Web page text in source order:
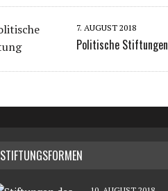
7. AUGUST 2018
Politische Stiftungen
STIFTUNGSFORMEN